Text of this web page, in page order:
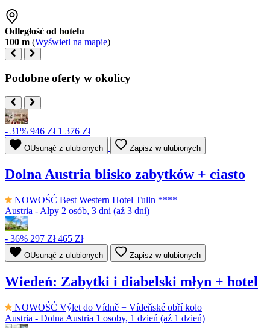
Odległość od hotelu
100 m (Wyświetl na mapie)
Podobne oferty w okolicy
- 31% 946 Zł 1 376 Zł
OUsunąć z ulubionych Zapisz w ulubionych
Dolna Austria blisko zabytków + ciasto
NOWOŚĆ Best Western Hotel Tulln ****
Austria - Alpy 2 osób, 3 dni (aź 3 dni)
- 36% 297 Zł465 Zł
OUsunąć z ulubionych Zapisz w ulubionych
Wiedeń: Zabytki i diabelski młyn + hotel
NOWOŚĆ Výlet do Vídně + Vídeňské obří kolo
Austria - Dolna Austria 1 osoby, 1 dzień (aź 1 dzień)